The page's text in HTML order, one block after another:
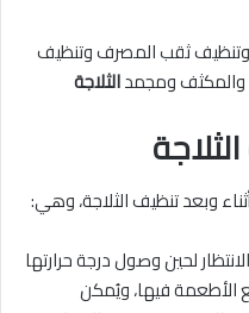
وتنظيف ثقب المصرف وتنظيف
والمكثف ومجمدالثلاجة
وبعد تنظيف الثلاجة، وهي:
لحين وصول درجة حرارتها
الأطعمة فيها، ويُمكن